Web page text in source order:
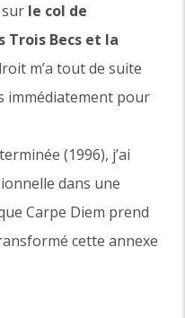
sur le col de
Trois Becs et la
m’a tout de suite
immédiatement pour
(1996), j’ai
dans une
Carpe Diem prend
cette annexe